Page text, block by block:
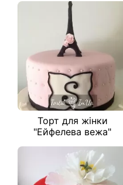
Торт для жінки
"Ейфелева вежа"